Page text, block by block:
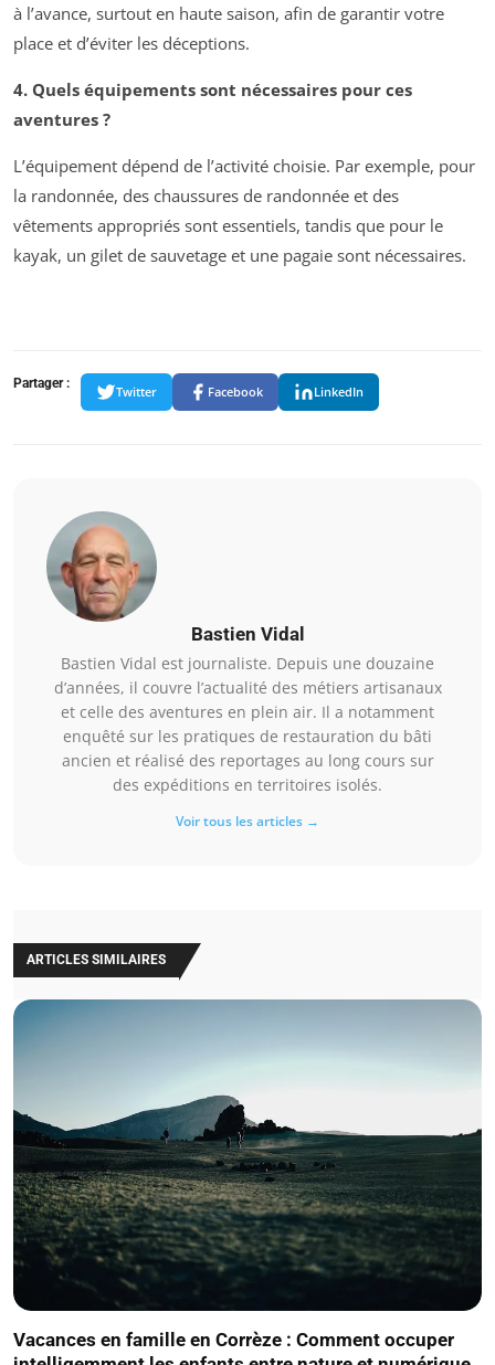
à l’avance, surtout en haute saison, afin de garantir votre
place et d’éviter les déceptions.
4. Quels équipements sont nécessaires pour ces
aventures ?
L’équipement dépend de l’activité choisie. Par exemple, pour
la randonnée, des chaussures de randonnée et des
vêtements appropriés sont essentiels, tandis que pour le
kayak, un gilet de sauvetage et une pagaie sont nécessaires.
Partager :
Twitter Facebook LinkedIn
Bastien Vidal
Bastien Vidal est journaliste. Depuis une douzaine
d’années, il couvre l’actualité des métiers artisanaux
et celle des aventures en plein air. Il a notamment
enquêté sur les pratiques de restauration du bâti
ancien et réalisé des reportages au long cours sur
des expéditions en territoires isolés.
Voir tous les articles →
ARTICLES SIMILAIRES
Vacances en famille en Corrèze : Comment occuper